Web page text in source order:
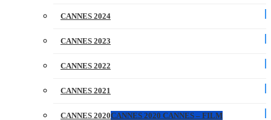
CANNES 2024
CANNES 2023
CANNES 2022
CANNES 2021
CANNES 2020CANNES 2020 CANNES – FILM